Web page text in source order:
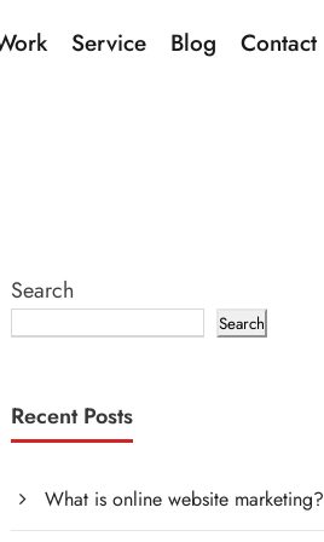
Service Blog Contact
Search
Search
Recent Posts
What is online website marketing?